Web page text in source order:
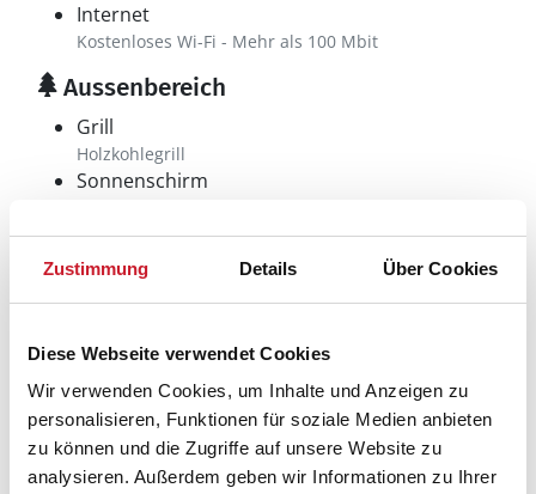
Zustimmung Details Über Cookies
Diese Webseite verwendet Cookies
Wir verwenden Cookies, um Inhalte und Anzeigen zu
personalisieren, Funktionen für soziale Medien anbieten
zu können und die Zugriffe auf unsere Website zu
analysieren. Außerdem geben wir Informationen zu Ihrer
Internet
Kostenloses Wi-Fi - Mehr als 100 Mbit
Aussenbereich
Grill
Holzkohlegrill
Sonnenschirm
Sonstiges
Anzahl Etagen: 2
Besonderheiten
Gute Angelmöglichkeiten
Das Aufladen von Elektroautos ist nicht
Wärmepumpe